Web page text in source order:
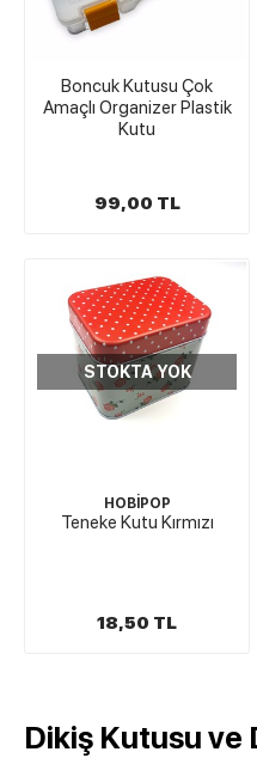
Boncuk Kutusu Çok
Amaçlı Organizer Plastik
Kutu
99,00 TL
STOKTA YOK
HOBİPOP
Teneke Kutu Kırmızı
18,50 TL
Dikiş Kutusu ve